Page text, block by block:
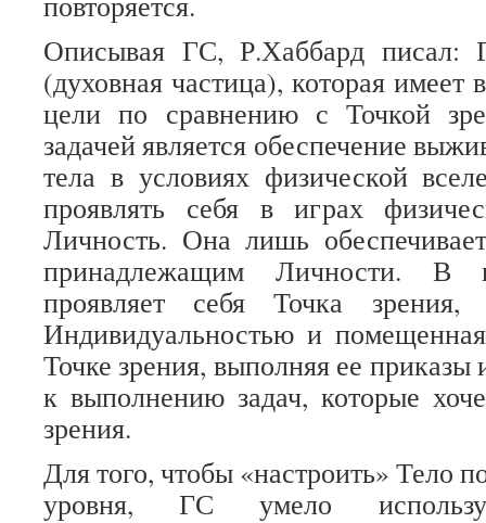
Описывая ГС, Р.Хаббард писал:
(духовная частица), которая имеет
цели по сравнению с Точкой
задачей является обеспечение
тела в условиях физической
проявлять себя в играх
Личность. Она лишь
принадлежащим Личности. В
проявляет себя Точка зрения,
Индивидуальностью и
Точке зрения, выполняя ее приказы
к выполнению задач, которые
зрения.
Для того, чтобы «настроить» Тело
уровня, ГС умело